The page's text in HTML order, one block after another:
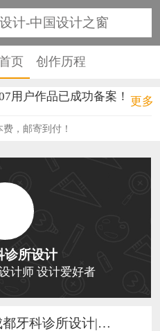
计-中国设计之窗
页 创作历程
用户作品已成功备案！
用户作品已成功备案！
用户作品已成功备案！
用户作品已成功备案！
更多
，邮寄到付！
诊所设计
计师 设计爱好者
成都牙科诊所设计|成都口腔医院装修1702